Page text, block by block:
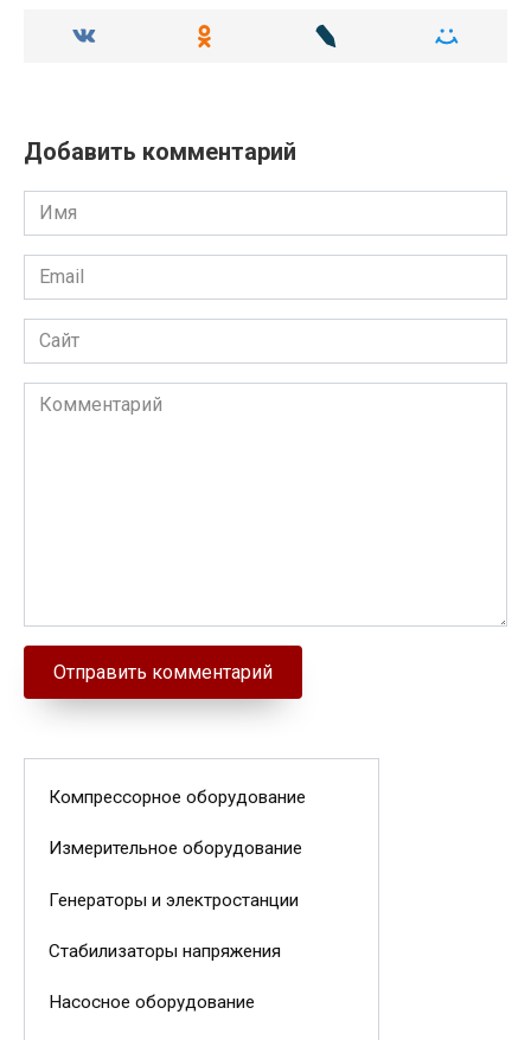
Добавить комментарий
Имя
Email
Сайт
Комментарий
Компрессорное оборудование
Измерительное оборудование
Генераторы и электростанции
Стабилизаторы напряжения
Насосное оборудование